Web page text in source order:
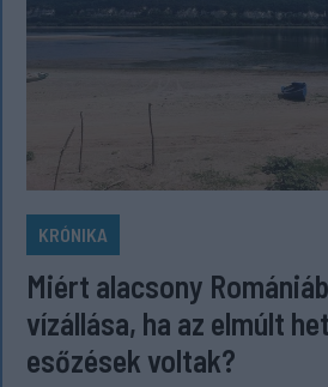
KRÓNIKA
Miért alacsony
vízállása, ha az elmúlt
esőzések voltak?